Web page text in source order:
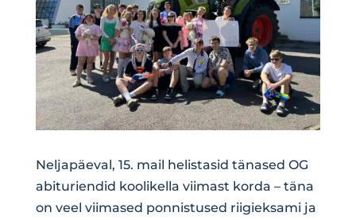
Neljapäeval, 15. mail helistasid tänased OG
abituriendid koolikella viimast korda – täna
on veel viimased ponnistused riigieksami ja